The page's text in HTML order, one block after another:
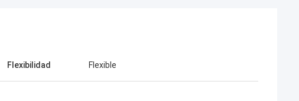
Flexibilidad Flexible